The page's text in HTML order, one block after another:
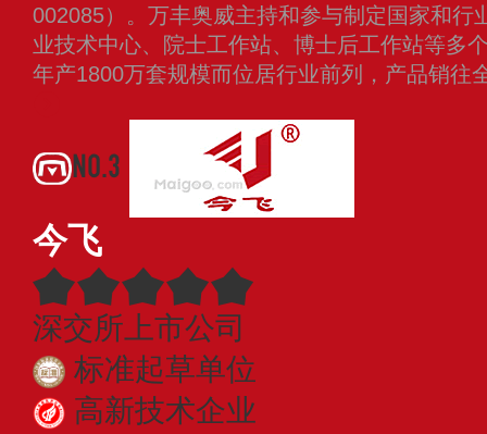
002085）。万丰奥威主持和参与制定国家和行
业技术中心、院士工作站、博士后工作站等多
年产1800万套规模而位居行业前列，产品销往
NO.3
今飞
深交所上市公司
标准起草单位
高新技术企业